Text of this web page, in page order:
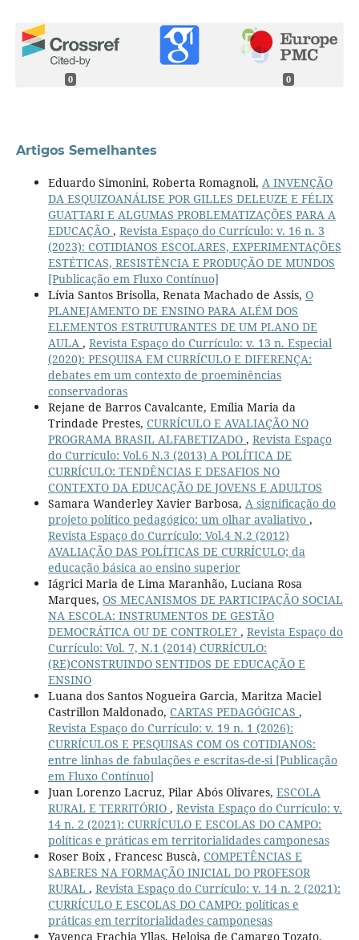
0 0
Artigos Semelhantes
Eduardo Simonini, Roberta Romagnoli, A INVENÇÃO
DA ESQUIZOANÁLISE POR GILLES DELEUZE E FÉLIX
GUATTARI E ALGUMAS PROBLEMATIZAÇÕES PARA A
EDUCAÇÃO , Revista Espaço do Currículo: v. 16 n. 3
(2023): COTIDIANOS ESCOLARES, EXPERIMENTAÇÕES
ESTÉTICAS, RESISTÊNCIA E PRODUÇÃO DE MUNDOS
[Publicação em Fluxo Contínuo]
Lívia Santos Brisolla, Renata Machado de Assis, O
PLANEJAMENTO DE ENSINO PARA ALÉM DOS
ELEMENTOS ESTRUTURANTES DE UM PLANO DE
AULA , Revista Espaço do Currículo: v. 13 n. Especial
(2020): PESQUISA EM CURRÍCULO E DIFERENÇA:
debates em um contexto de proeminências
conservadoras
Rejane de Barros Cavalcante, Emília Maria da
Trindade Prestes, CURRÍCULO E AVALIAÇÃO NO
PROGRAMA BRASIL ALFABETIZADO , Revista Espaço
do Currículo: Vol.6 N.3 (2013) A POLÍTICA DE
CURRÍCULO: TENDÊNCIAS E DESAFIOS NO
CONTEXTO DA EDUCAÇÃO DE JOVENS E ADULTOS
Samara Wanderley Xavier Barbosa, A significação do
projeto político pedagógico: um olhar avaliativo ,
Revista Espaço do Currículo: Vol.4 N.2 (2012)
AVALIAÇÃO DAS POLÍTICAS DE CURRÍCULO; da
educação básica ao ensino superior
Iágrici Maria de Lima Maranhão, Luciana Rosa
Marques, OS MECANISMOS DE PARTICIPAÇÃO SOCIAL
NA ESCOLA: INSTRUMENTOS DE GESTÃO
DEMOCRÁTICA OU DE CONTROLE? , Revista Espaço do
Currículo: Vol. 7, N.1 (2014) CURRÍCULO:
(RE)CONSTRUINDO SENTIDOS DE EDUCAÇÃO E
ENSINO
Luana dos Santos Nogueira Garcia, Maritza Maciel
Castrillon Maldonado, CARTAS PEDAGÓGICAS ,
Revista Espaço do Currículo: v. 19 n. 1 (2026):
CURRÍCULOS E PESQUISAS COM OS COTIDIANOS:
entre linhas de fabulações e escritas-de-si [Publicação
em Fluxo Contínuo]
Juan Lorenzo Lacruz, Pilar Abós Olivares, ESCOLA
RURAL E TERRITÓRIO , Revista Espaço do Currículo: v.
14 n. 2 (2021): CURRÍCULO E ESCOLAS DO CAMPO:
políticas e práticas em territorialidades camponesas
Roser Boix , Francesc Buscà, COMPETÊNCIAS E
SABERES NA FORMAÇÃO INICIAL DO PROFESOR
RURAL , Revista Espaço do Currículo: v. 14 n. 2 (2021):
CURRÍCULO E ESCOLAS DO CAMPO: políticas e
práticas em territorialidades camponesas
Yayenca Frachia Yllas, Heloisa de Camargo Tozato,